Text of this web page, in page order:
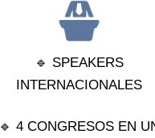
🔹 SPEAKERS
INTERNACIONALES
🔹 4 CONGRESOS EN